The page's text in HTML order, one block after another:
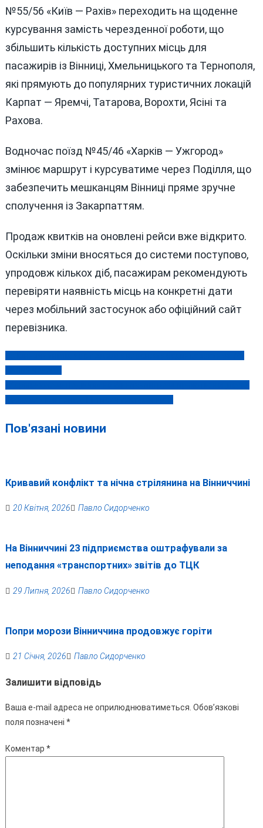
№55/56 «Київ — Рахів» переходить на щоденне
курсування замість черезденної роботи, що
збільшить кількість доступних місць для
пасажирів із Вінниці, Хмельницького та Тернополя,
які прямують до популярних туристичних локацій
Карпат — Яремчі, Татарова, Ворохти, Ясіні та
Рахова.
Водночас поїзд №45/46 «Харків — Ужгород»
змінює маршрут і курсуватиме через Поділля, що
забезпечить мешканцям Вінниці пряме зручне
сполучення із Закарпаттям.
Продаж квитків на оновлені рейси вже відкрито.
Оскільки зміни вносяться до системи поступово,
упродовж кількох діб, пасажирам рекомендують
перевіряти наявність місць на конкретні дати
через мобільний застосунок або офіційний сайт
перевізника.
Навігація
записів
Пов'язані новини
Кривавий конфлікт та нічна стрілянина на Вінниччині
20 Квітня, 2026 Павло Сидорченко
На Вінниччині 23 підприємства оштрафували за
неподання «транспортних» звітів до ТЦК
29 Липня, 2026 Павло Сидорченко
Попри морози Вінниччина продовжує горіти
21 Січня, 2026 Павло Сидорченко
Залишити відповідь
Ваша e-mail адреса не оприлюднюватиметься. Обов’язкові
поля позначені *
Коментар *